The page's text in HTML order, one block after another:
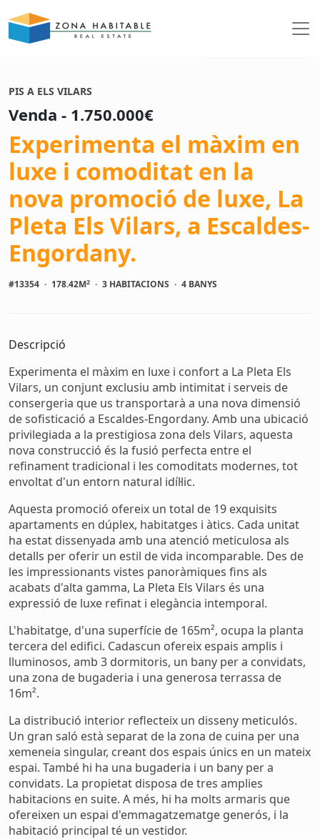
PIS A ELS VILARS
Venda - 1.750.000€
Experimenta el màxim en
luxe i comoditat en la
nova promoció de luxe, La
Pleta Els Vilars, a Escaldes-
Engordany.
#13354 · 178.42M2 · 3 HABITACIONS · 4 BANYS
Descripció
Experimenta el màxim en luxe i confort a La Pleta Els
Vilars, un conjunt exclusiu amb intimitat i serveis de
consergeria que us transportarà a una nova dimensió
de sofisticació a Escaldes-Engordany. Amb una ubicació
privilegiada a la prestigiosa zona dels Vilars, aquesta
nova construcció és la fusió perfecta entre el
refinament tradicional i les comoditats modernes, tot
envoltat d'un entorn natural idíl·lic.
Aquesta promoció ofereix un total de 19 exquisits
apartaments en dúplex, habitatges i àtics. Cada unitat
ha estat dissenyada amb una atenció meticulosa als
detalls per oferir un estil de vida incomparable. Des de
les impressionants vistes panoràmiques fins als
acabats d'alta gamma, La Pleta Els Vilars és una
expressió de luxe refinat i elegància intemporal.
L'habitatge, d'una superfície de 165m², ocupa la planta
tercera del edifici. Cadascun ofereix espais amplis i
lluminosos, amb 3 dormitoris, un bany per a convidats,
una zona de bugaderia i una generosa terrassa de
16m².
La distribució interior reflecteix un disseny meticulós.
Un gran saló està separat de la zona de cuina per una
xemeneia singular, creant dos espais únics en un mateix
espai. També hi ha una bugaderia i un bany per a
convidats. La propietat disposa de tres amplies
habitacions en suite. A més, hi ha molts armaris que
ofereixen un espai d'emmagatzematge generós, i la
habitació principal té un vestidor.